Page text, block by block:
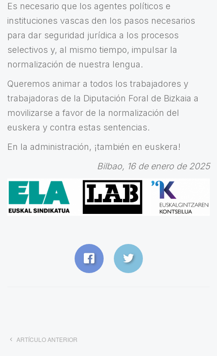
Es necesario que los agentes políticos e
instituciones vascas den los pasos necesarios
para dar seguridad jurídica a los procesos
selectivos y, al mismo tiempo, impulsar la
normalización de nuestra lengua.
Queremos animar a todos los trabajadores y
trabajadoras de la Diputación Foral de Bizkaia a
movilizarse a favor de la normalización del
euskera y contra estas sentencias.
En la administración, ¡también en euskera!
Bilbao, 16 de enero de 2025
ARTÍCULO ANTERIOR